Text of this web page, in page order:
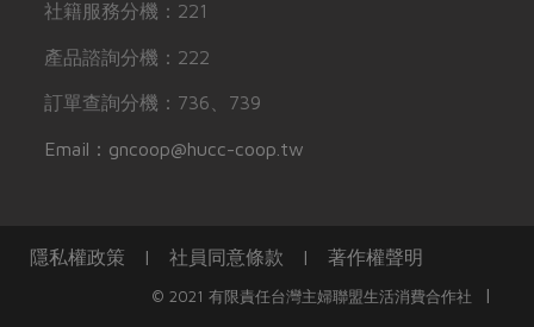
社籍服務分機：221
產品諮詢分機：222
訂單查詢分機：736、739
Email：gncoop@hucc-coop.tw
隱私權政策 | 社員同意條款 | 著作權聲明
© 2021 有限責任台灣主婦聯盟生活消費合作社
|